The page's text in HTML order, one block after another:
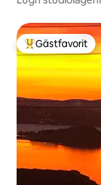
Populär
Gästfavorit